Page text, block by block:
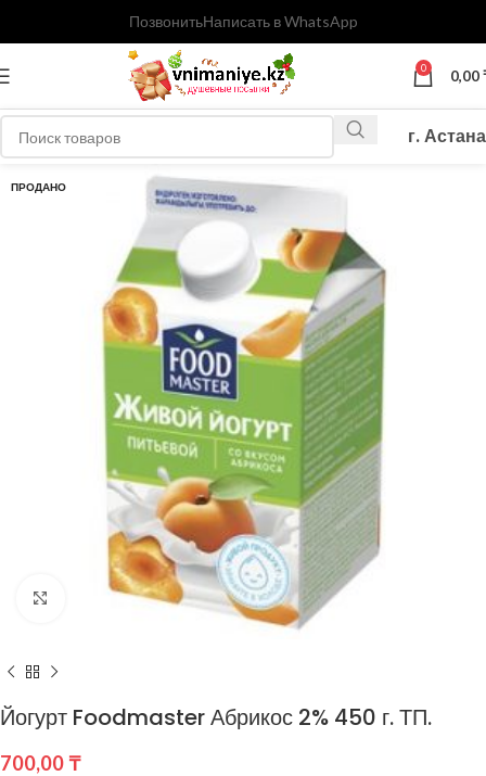
ПозвонитьНаписать в WhatsApp
0 0,00
г. Астана
ПРОДАНО
Нажмите, чтобы увеличить
Йогурт Foodmaster Абрикос 2% 450 г. ТП.
700,00 ₸